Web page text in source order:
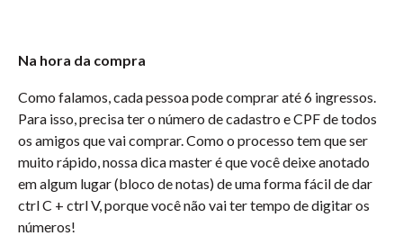
Na hora da compra
Como falamos, cada pessoa pode comprar até 6 ingressos.
Para isso, precisa ter o número de cadastro e CPF de todos
os amigos que vai comprar. Como o processo tem que ser
muito rápido, nossa dica master é que você deixe anotado
em algum lugar (bloco de notas) de uma forma fácil de dar
ctrl C + ctrl V, porque você não vai ter tempo de digitar os
números!